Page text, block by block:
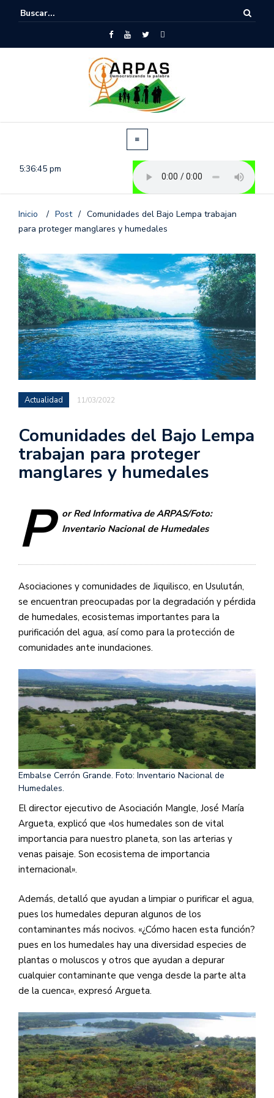
5:36:46 pm
Inicio / Post / Comunidades del Bajo Lempa trabajan
para proteger manglares y humedales
Actualidad 11/03/2022
Comunidades del Bajo Lempa
trabajan para proteger
manglares y humedales
P
or Red Informativa de ARPAS/Foto:
Inventario Nacional de Humedales
Asociaciones y comunidades de Jiquilisco, en Usulután,
se encuentran preocupadas por la degradación y pérdida
de humedales, ecosistemas importantes para la
purificación del agua, así como para la protección de
comunidades ante inundaciones.
Embalse Cerrón Grande. Foto: Inventario Nacional de
Humedales.
El director ejecutivo de Asociación Mangle, José María
Argueta, explicó que «los humedales son de vital
importancia para nuestro planeta, son las arterias y
venas paisaje. Son ecosistema de importancia
internacional».
Además, detalló que ayudan a limpiar o purificar el agua,
pues los humedales depuran algunos de los
contaminantes más nocivos. «¿Cómo hacen esta función?
pues en los humedales hay una diversidad especies de
plantas o moluscos y otros que ayudan a depurar
cualquier contaminante que venga desde la parte alta
de la cuenca», expresó Argueta.